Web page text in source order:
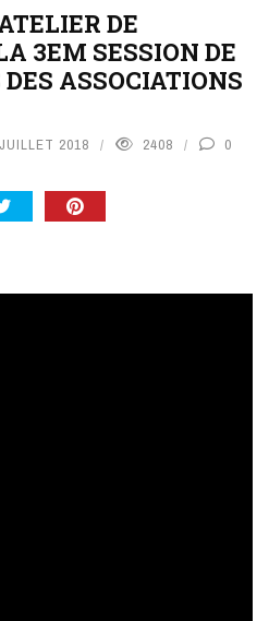
DE
3EM SESSION DE
ASSOCIATIONS
2018 2408 0